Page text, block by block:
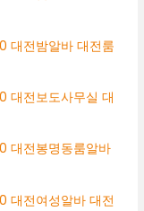
대전밤알바 대전룸
대전보도사무실 대
대전봉명동룸알바
대전여성알바 대전